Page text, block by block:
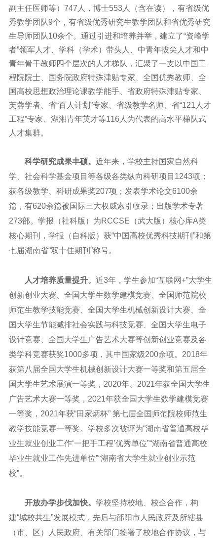
副主任医师等） 747 人，博士553人（含在读），有省级优
秀教学团队9个，有省级优秀研究生教学团队和省优秀研究
生导师团队 10余个。通过引进和培养并举，建立了“资峰学
者”领军人才、学科（学术）带头人、中青年拔尖人才和中
青年骨干教师四个层次的人才梯队，汇聚了一支以中国工
程院院士、国务院政府特殊津贴专家、全国优秀教师、全
国高校思想政治理论课教学能手、省政府特殊津贴专家、
芙蓉学者、省“百人计划”专家、省级教学名师、省“121 人才
工程”专家、湖湘青年英才等116 人为代表的高水平梯队式
人才集群。
科学研究成果丰硕。 近年来，学校主持国家自然科
学、社会科学基金项目等各级各类纵向科研项目 1243项；
获各级教学、科研成果奖207项；发表学术论文6100余
篇，有620余篇被国际三大权威索引收录；出版学术专著
273部。学报（社科版）为RCCSE （武大版）核心库A类
核心期刊，学报（自科版）获“中国高校优秀科技期刊 ”和第
七届湖南省“双十佳期刊 ”称号。
人才培养质量提升。 近3年，学生参加“互联网+”大学生
创新创业大赛、全国大学生数学建模竞赛、全国师范院校
师范生教学技能竞赛、全国大学生机械创新设计大赛、全
国大学生节能减排社会实践与科技竞赛、全国大学生电子
设计竞赛、全国大学生广告艺术大赛等创新创业竞赛及各
类学科竞赛获奖1000多项，其中国家级200余项。 2018年
获第八届全国大学生机械创新设计大赛一等奖和第五届全
国大学生艺术展演一等奖， 2020年、 2021年获全国大学生
广告艺术大赛一等奖， 2021年获全国大学生数学建模竞赛
一等奖， 2021年获“田家炳杯” 第七届全国师范院校师范生
教学技能竞赛一等奖。学校多次被评为“湖南省普通高校毕
业生就业创业工作‘一把手工程’优秀单位”“湖南省普通高校
毕业生就业工作先进单位”“湖南省大学生就业创业示范
校”。
开放办学步伐加快。 学校坚持校地、校企合作，构
建“城校共生”发展模式，先后与邵阳市人民政府及所辖县
（市、区）人民政府、有关部门签署了校地合作协议，与